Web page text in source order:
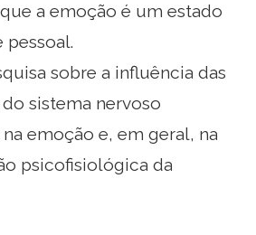
a emoção é um estado
pessoal.
sobre a influência das
sistema nervoso
emoção e, em geral, na
psicofisiológica da